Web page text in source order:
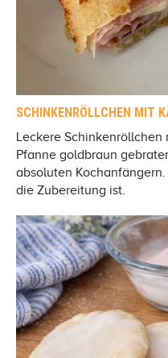
SCHINKENRÖLLCHEN MIT
Leckere
Pfanne goldbraun
absoluten
die Zubereitung ist.